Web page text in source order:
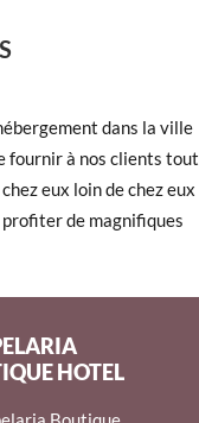
dans la ville
fournir à nos clients tout
eux loin de chez eux
profiter de magnifiques
HOTEL